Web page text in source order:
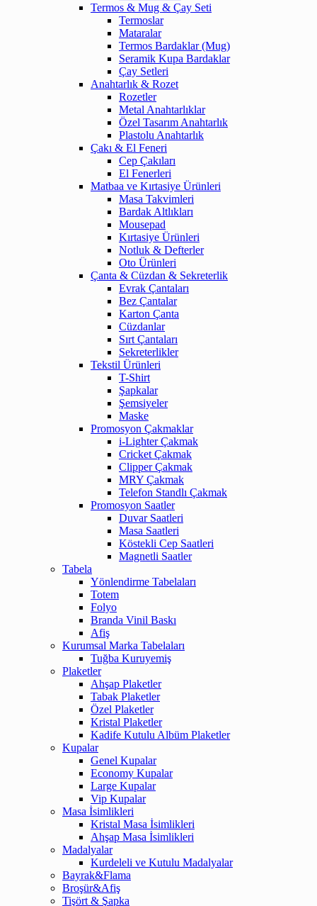
Termos & Mug & Çay Seti
Termoslar
Mataralar
Termos Bardaklar (Mug)
Seramik Kupa Bardaklar
Çay Setleri
Anahtarlık & Rozet
Rozetler
Metal Anahtarlıklar
Özel Tasarım Anahtarlık
Plastolu Anahtarlık
Çakı & El Feneri
Cep Çakıları
El Fenerleri
Matbaa ve Kırtasiye Ürünleri
Masa Takvimleri
Bardak Altlıkları
Mousepad
Kırtasiye Ürünleri
Notluk & Defterler
Oto Ürünleri
Çanta & Cüzdan & Sekreterlik
Evrak Çantaları
Bez Çantalar
Karton Çanta
Cüzdanlar
Sırt Çantaları
Sekreterlikler
Tekstil Ürünleri
T-Shirt
Şapkalar
Şemsiyeler
Maske
Promosyon Çakmaklar
i-Lighter Çakmak
Cricket Çakmak
Clipper Çakmak
MRY Çakmak
Telefon Standlı Çakmak
Promosyon Saatler
Duvar Saatleri
Masa Saatleri
Köstekli Cep Saatleri
Magnetli Saatler
Tabela
Yönlendirme Tabelaları
Totem
Folyo
Branda Vinil Baskı
Afiş
Kurumsal Marka Tabelaları
Tuğba Kuruyemiş
Plaketler
Ahşap Plaketler
Tabak Plaketler
Özel Plaketler
Kristal Plaketler
Kadife Kutulu Albüm Plaketler
Kupalar
Genel Kupalar
Economy Kupalar
Large Kupalar
Vip Kupalar
Masa İsimlikleri
Kristal Masa İsimlikleri
Ahşap Masa İsimlikleri
Madalyalar
Kurdeleli ve Kutulu Madalyalar
Bayrak&Flama
Broşür&Afiş
Tişört & Şapka